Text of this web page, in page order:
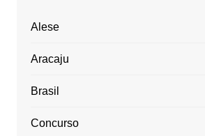
Alese
Aracaju
Brasil
Concurso